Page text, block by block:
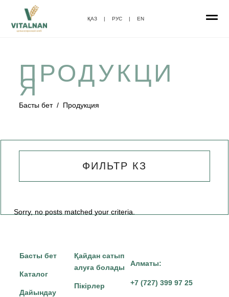
ҚАЗ | РУС | EN
ПРОДУКЦИ
Я
Басты бет/ Продукция
ФИЛЬТР КЗ
Sorry, no posts matched your criteria.
Басты бет
Каталог
Дайындау
Қайдан сатып
алуға болады
Пікірлер
Алматы:
+7 (727) 399 97 25